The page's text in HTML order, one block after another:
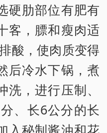
硬肋部位有肥有
客，膘和瘦肉适
酸，使肉质变得
后冷水下锅，煮
，进行压制、
、长6公分的长
入秘制酱油和花